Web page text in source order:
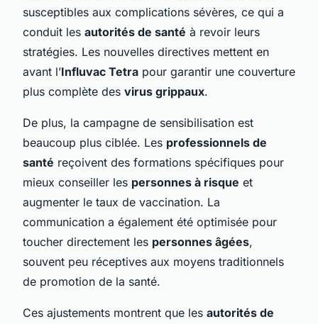
susceptibles aux complications sévères, ce qui a
conduit les autorités de santé à revoir leurs
stratégies. Les nouvelles directives mettent en
avant l’Influvac Tetra pour garantir une couverture
plus complète des virus grippaux.
De plus, la campagne de sensibilisation est
beaucoup plus ciblée. Les professionnels de
santé reçoivent des formations spécifiques pour
mieux conseiller les personnes à risque et
augmenter le taux de vaccination. La
communication a également été optimisée pour
toucher directement les personnes âgées,
souvent peu réceptives aux moyens traditionnels
de promotion de la santé.
Ces ajustements montrent que les autorités de